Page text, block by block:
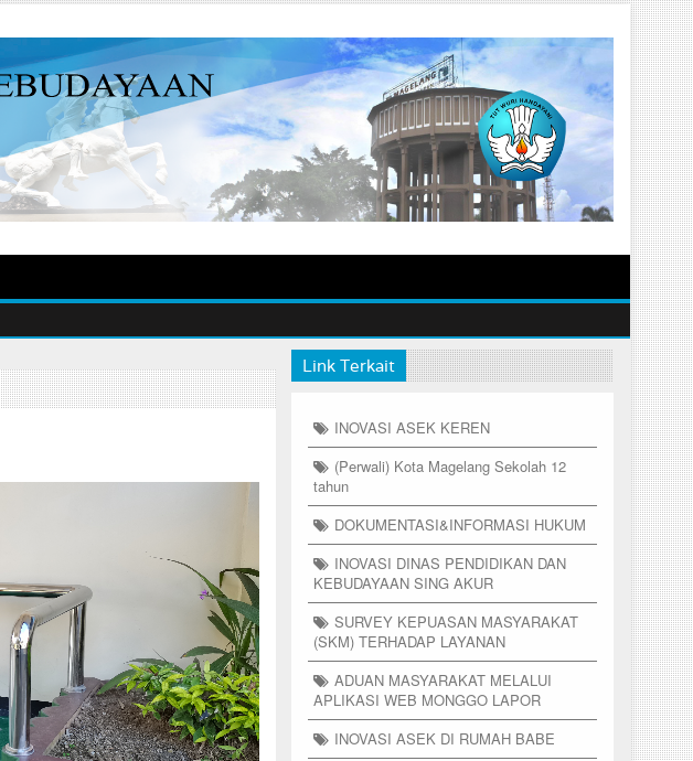
Link Terkait
INOVASI ASEK KEREN
(Perwali) Kota Magelang Sekolah 12
tahun
DOKUMENTASI&INFORMASI HUKUM
INOVASI DINAS PENDIDIKAN DAN
KEBUDAYAAN SING AKUR
SURVEY KEPUASAN MASYARAKAT
(SKM) TERHADAP LAYANAN
ADUAN MASYARAKAT MELALUI
APLIKASI WEB MONGGO LAPOR
INOVASI ASEK DI RUMAH BABE